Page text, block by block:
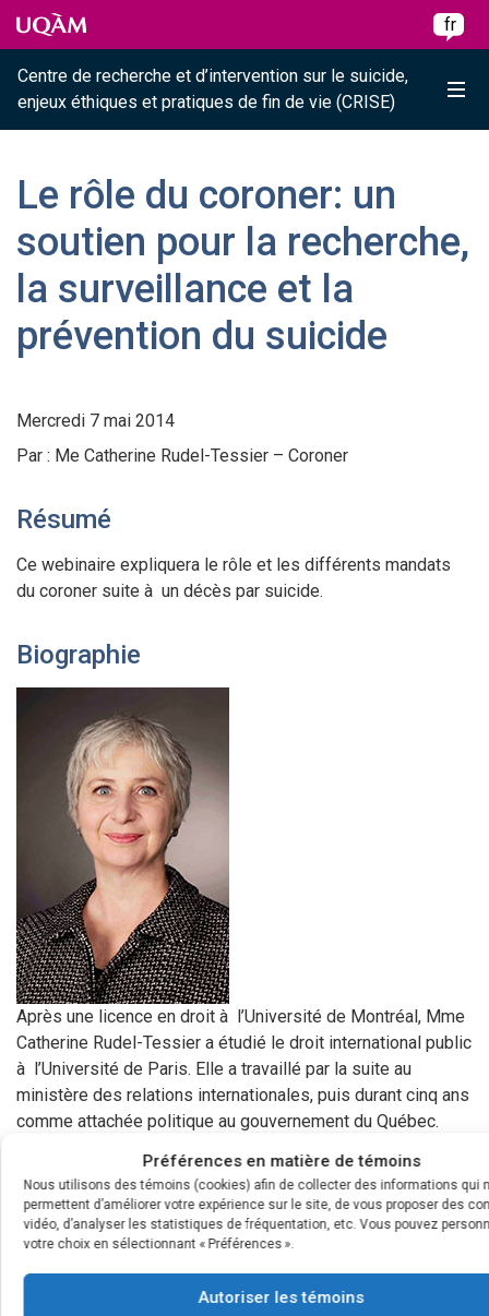
Préférences en matière de témoins
Nous utilisons des témoins (cookies) afin de collecter des informations qui
permettent d’améliorer votre expérience sur le site, de vous proposer des
vidéo, d’analyser les statistiques de fréquentation, etc. Vous pouvez
votre choix en sélectionnant « Préférences ».
Autoriser les témoins
Raccourci vers le contenu
Raccourci vers le menu principal
Raccourci vers la recherche
Skip to main content
Skip to main menu
Skip to search
fr
Centre de recherche et d’intervention sur le suicide,
enjeux éthiques et pratiques de fin de vie (CRISE)
Le rôle du coroner: un
soutien pour la recherche,
la surveillance et la
prévention du suicide
Mercredi 7 mai 2014
Par : Me Catherine Rudel-Tessier – Coroner
Résumé
Ce webinaire expliquera le rôle et les différents mandats
du coroner suite à un décès par suicide.
Biographie
Après une licence en droit à l’Université de Montréal, Mme
Catherine Rudel-Tessier a étudié le droit international public
à l’Université de Paris. Elle a travaillé par la suite au
ministère des relations internationales, puis durant cinq ans
comme attachée politique au gouvernement du Québec.
juge administratif d’abord à la Commission des affaires
sociales (devenue par la suite une section du Tribunal
administratif du Québec) puis à la Régie de l’énergie.
En juin 2000, elle a été nommée coroner. Depuis, Me Rudel-
Tessier a tenu plusieurs enquêtes publiques et a investigué
plusieurs milliers de décès.